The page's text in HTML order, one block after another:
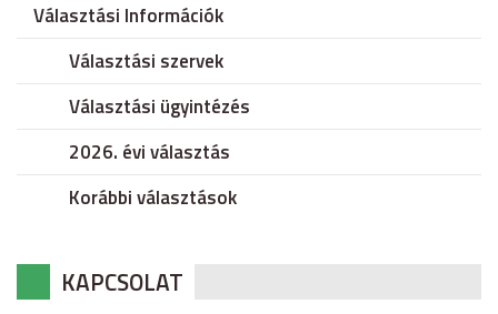
Választási Információk
Választási szervek
Választási ügyintézés
2026. évi választás
Korábbi választások
KAPCSOLAT